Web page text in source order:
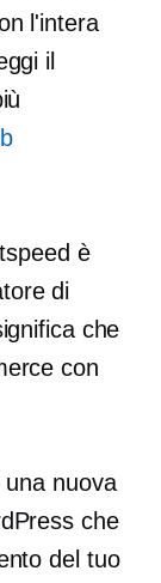
l'intera
il
è
di
che
con
nuova
che
del tuo